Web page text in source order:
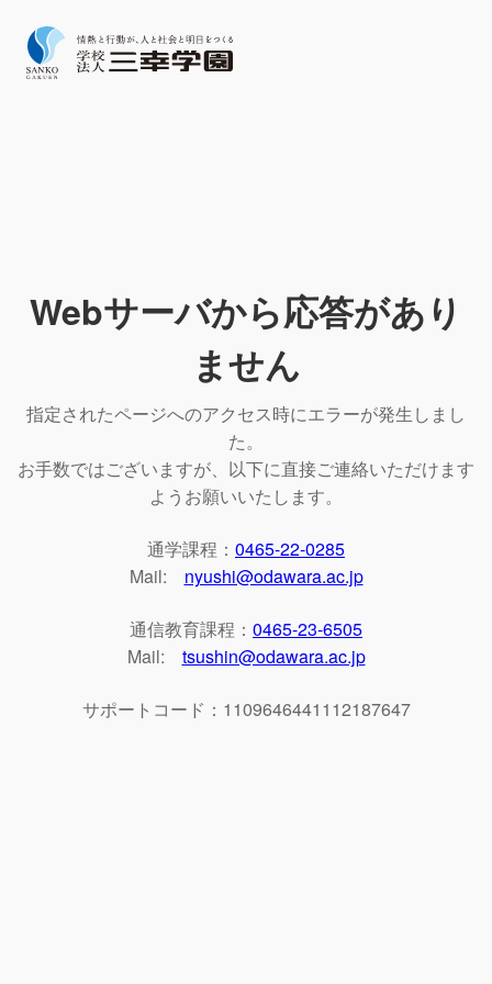
Webサーバから応答があり
ません
指定されたページへのアクセス時にエラーが発生しまし
た。
お手数ではございますが、以下に直接ご連絡いただけます
ようお願いいたします。
通学課程： 0465-22-0285
Mail: nyushi@odawara.ac.jp
通信教育課程： 0465-23-6505
Mail: tsushin@odawara.ac.jp
サポートコード：1109646441112187647